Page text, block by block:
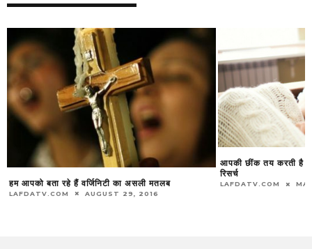
हम आपको बता रहे हैं वर्जिनिटी का असली मतलब
LAFDATV.COM AUGUST 29, 2016
आपकी छींक तय करती है
रिसर्च
LAFDATV.COM